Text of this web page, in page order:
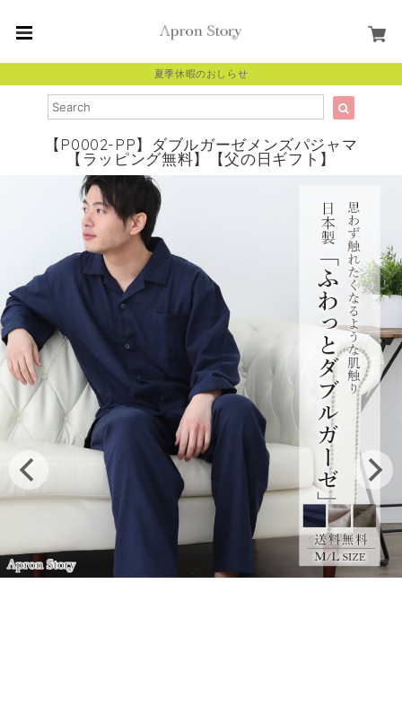
夏季休暇のおしらせ
【P0002-PP】ダブルガーゼメンズパジャマ
【ラッピング無料】【父の日ギフト】